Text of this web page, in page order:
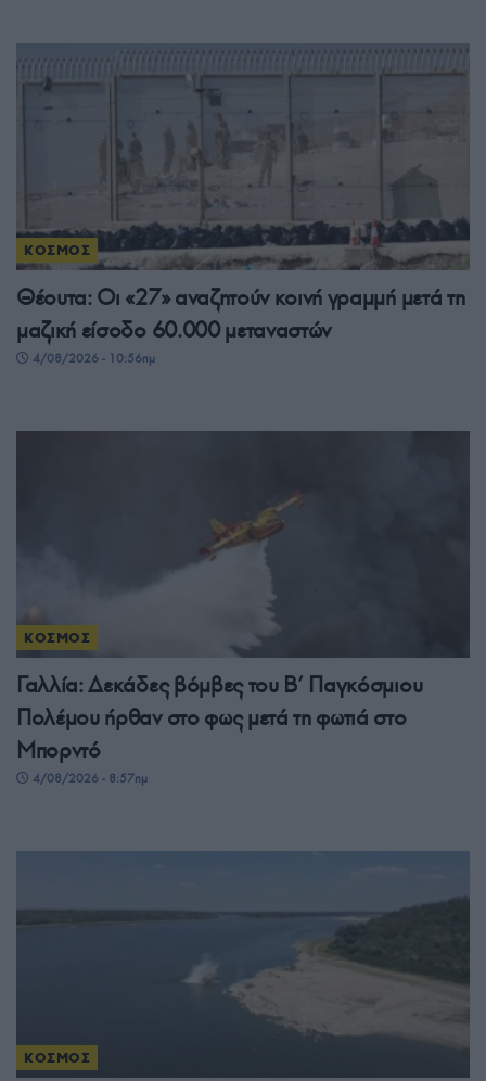
ΚΟΣΜΟΣ
Θέουτα: Οι «27» αναζητούν κοινή γραμμή μετά τη
μαζική είσοδο 60.000 μεταναστών
4/08/2026 - 10:56πμ
ΚΟΣΜΟΣ
Γαλλία: Δεκάδες βόμβες του Β’ Παγκόσμιου
Πολέμου ήρθαν στο φως μετά τη φωτιά στο
Μπορντό
4/08/2026 - 8:57πμ
ΚΟΣΜΟΣ